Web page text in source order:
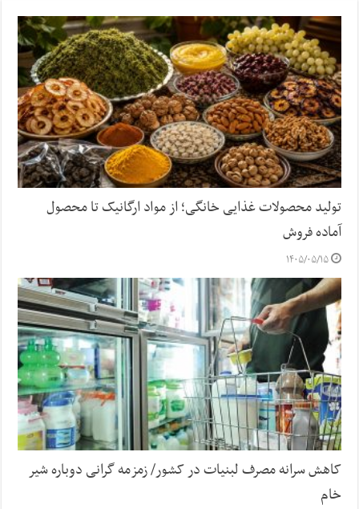
تولید محصولات غذایی خانگی؛ از مواد ارگانیک تا محصول
آماده فروش
۱۴۰۵/۰۵/۱۵
کاهش سرانه مصرف لبنیات در کشور/ زمزمه گرانی دوباره شیر
خام